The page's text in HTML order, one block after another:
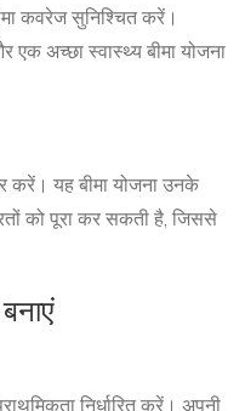
कवरेज सुनिश्चित करें।
एक अच्छा स्वास्थ्य बीमा योजना
करें। यह बीमा योजना उनके
को पूरा कर सकती है, जिससे